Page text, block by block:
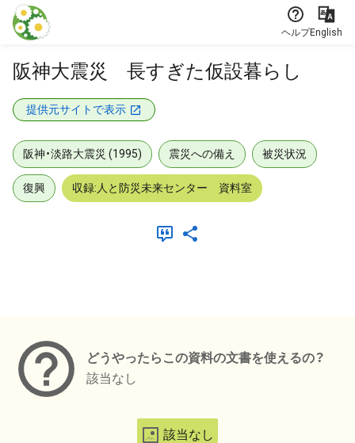
本文に飛ぶ
ヘルプEnglish
阪神大震災 長すぎた仮設暮らし
提供元サイトで表示
阪神・淡路大震災 (1995) 震災への備え 被災状況
復興 収録:人と防災未来センター 資料室
どうやったらこの資料の文書を使えるの？
該当なし
該当なし